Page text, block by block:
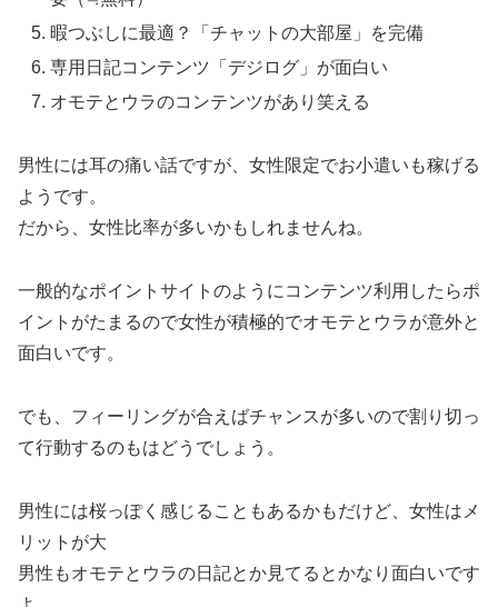
暇つぶしに最適？「チャットの大部屋」を完備
専用日記コンテンツ「デジログ」が面白い
オモテとウラのコンテンツがあり笑える
男性には耳の痛い話ですが、女性限定でお小遣いも稼げる
ようです。
だから、女性比率が多いかもしれませんね。
一般的なポイントサイトのようにコンテンツ利用したらポ
イントがたまるので女性が積極的でオモテとウラが意外と
面白いです。
でも、フィーリングが合えばチャンスが多いので割り切っ
て行動するのもはどうでしょう。
男性には桜っぽく感じることもあるかもだけど、女性はメ
リットが大
男性もオモテとウラの日記とか見てるとかなり面白いです